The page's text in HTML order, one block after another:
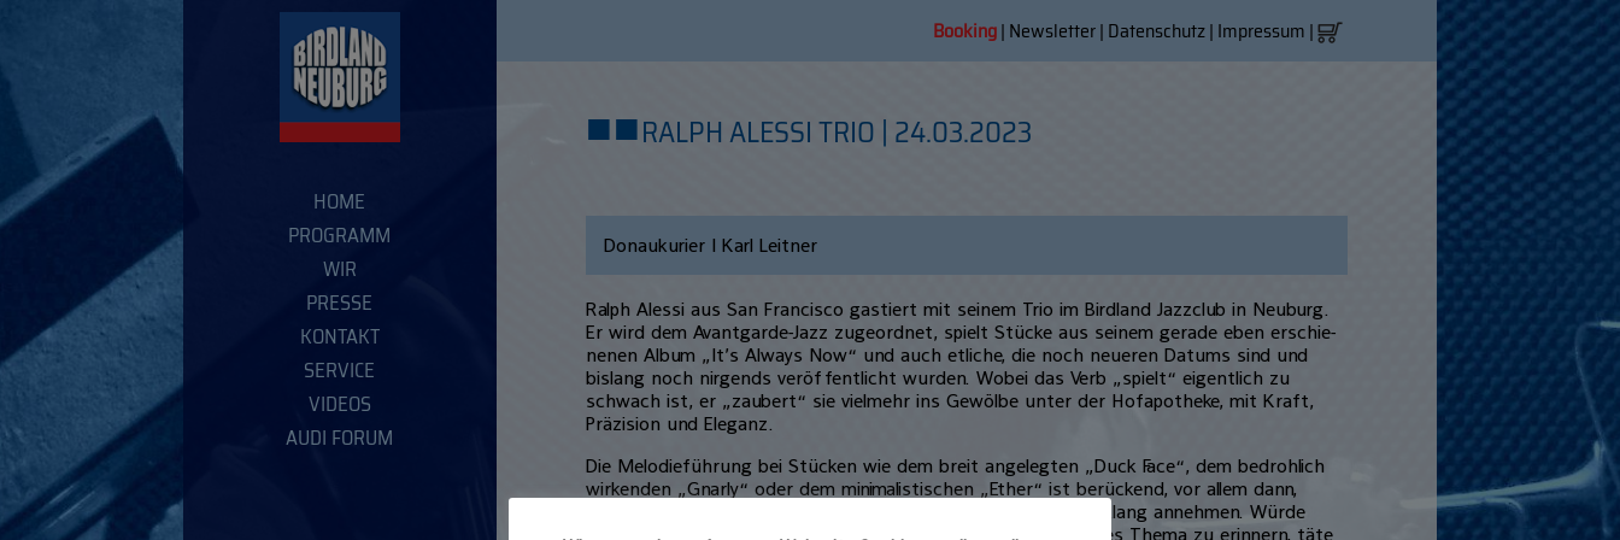
HOME
PROGRAMM
WIR
PRESSE
KONTAKT
SERVICE
VIDEOS
AUDI FORUM
Booking| Newsletter| Datenschutz| Impressum |
■■RALPH ALESSI TRIO | 24.03.2023
Donaukurier | Karl Leitner
Ralph Alessi aus San Francisco gastiert mit seinem Trio im Birdland Jazzclub in Neuburg.
Er wird dem Avantgarde-Jazz zugeordnet, spielt Stücke aus seinem gerade eben erschie­
nenen Album „It’s Always Now“ und auch etliche, die noch neueren Datums sind und
bislang noch nirgends veröf­fentlicht wurden. Wobei das Verb „spielt“ eigentlich zu
schwach ist, er „zaubert“ sie vielmehr ins Gewölbe un­ter der Hofapotheke, mit Kraft,
Präzision und Eleganz.
Die Melodieführung bei Stücken wie dem breit angelegten „Duck Face“, dem bedrohlich
wirkenden „Gnarly“ oder dem minimalistischen „Ether“ ist berü­ckend, vor allem dann,
wenn Alessi und der Pianist Florian Weber sich ihrer im Gleichklang annehmen. Würde
man je­doch ver­suchen, sich nach dem Konzert an ein einzelnes Thema zu erinnern, täte